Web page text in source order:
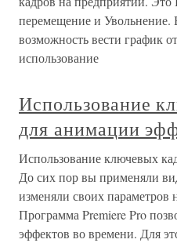
перемещение и Увольнение.
возможность вести график
использование
Использование
для анимации
Использование ключевых
До сих пор вы применяли
изменяли своих параметров
Программа Premiere Pro
эффектов во времени. Для